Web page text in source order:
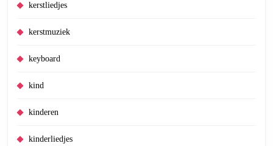
kerstliedjes
kerstmuziek
keyboard
kind
kinderen
kinderliedjes